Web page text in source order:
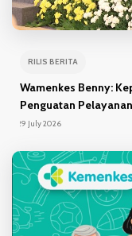
RILIS BERITA
Wamenkes Benny:
Penguatan
29 July 2026